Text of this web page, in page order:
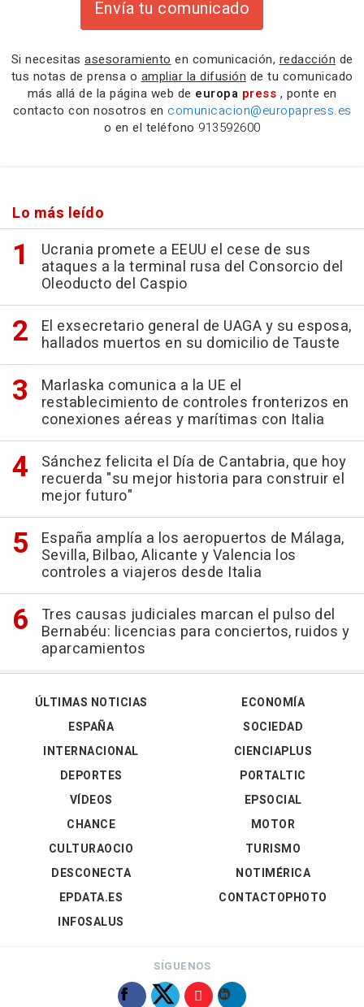
Envía tu comunicado
Si necesitas asesoramiento en comunicación, redacción de
tus notas de prensa o ampliar la difusión de tu comunicado
más allá de la página web de europa press , ponte en
contacto con nosotros en comunicacion@europapress.es
o en el teléfono 913592600
Lo más leído
Ucrania promete a EEUU el cese de sus
ataques a la terminal rusa del Consorcio del
Oleoducto del Caspio
El exsecretario general de UAGA y su esposa,
hallados muertos en su domicilio de Tauste
Marlaska comunica a la UE el
restablecimiento de controles fronterizos en
conexiones aéreas y marítimas con Italia
Sánchez felicita el Día de Cantabria, que hoy
recuerda "su mejor historia para construir el
mejor futuro"
España amplía a los aeropuertos de Málaga,
Sevilla, Bilbao, Alicante y Valencia los
controles a viajeros desde Italia
Tres causas judiciales marcan el pulso del
Bernabéu: licencias para conciertos, ruidos y
aparcamientos
ÚLTIMAS NOTICIAS
ESPAÑA
INTERNACIONAL
DEPORTES
VÍDEOS
ECONOMÍA
SOCIEDAD
CIENCIAPLUS
PORTALTIC
EPSOCIAL
CHANCE
CULTURAOCIO
DESCONECTA
EPDATA.ES
INFOSALUS
MOTOR
TURISMO
NOTIMÉRICA
CONTACTOPHOTO
SÍGUENOS